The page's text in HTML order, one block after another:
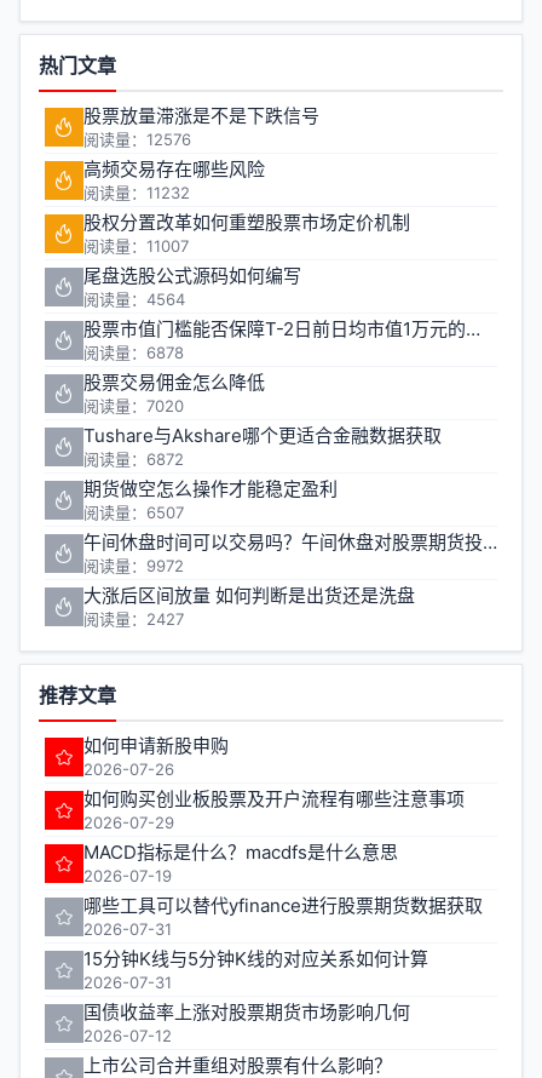
热门文章
股票放量滞涨是不是下跌信号
阅读量：12576
高频交易存在哪些风险
阅读量：11232
股权分置改革如何重塑股票市场定价机制
阅读量：11007
尾盘选股公式源码如何编写
阅读量：4564
股票市值门槛能否保障T-2日前日均市值1万元的投资安全
阅读量：6878
股票交易佣金怎么降低
阅读量：7020
Tushare与Akshare哪个更适合金融数据获取
阅读量：6872
期货做空怎么操作才能稳定盈利
阅读量：6507
午间休盘时间可以交易吗？午间休盘对股票期货投资有什么影响
阅读量：9972
大涨后区间放量 如何判断是出货还是洗盘
阅读量：2427
推荐文章
如何申请新股申购
2026-07-26
如何购买创业板股票及开户流程有哪些注意事项
2026-07-29
MACD指标是什么？macdfs是什么意思
2026-07-19
哪些工具可以替代yfinance进行股票期货数据获取
2026-07-31
15分钟K线与5分钟K线的对应关系如何计算
2026-07-31
国债收益率上涨对股票期货市场影响几何
2026-07-12
上市公司合并重组对股票有什么影响？